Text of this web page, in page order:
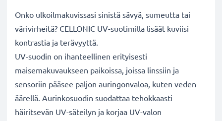
Onko ulkoilmakuvissasi sinistä sävyä, sumeutta tai
värivirheitä? CELLONIC UV-suotimilla lisäät kuviisi
kontrastia ja terävyyttä.
UV-suodin on ihanteellinen erityisesti
maisemakuvaukseen paikoissa, joissa linssiin ja
sensoriin pääsee paljon auringonvaloa, kuten veden
äärellä. Aurinkosuodin suodattaa tehokkaasti
häiritsevän UV-säteilyn ja korjaa UV-valon